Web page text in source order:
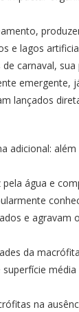
e lagos
carnaval,
emergente,
lançados
adicional:
água e
e agravam
da
na